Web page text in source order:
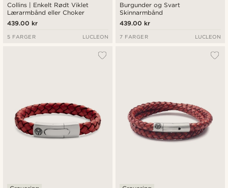
Collins | Enkelt Rødt Viklet
Lærarmbånd eller Choker
439.00 kr
5 FARGER LUCLEON
Burgunder og Svart
Skinnarmbånd
439.00 kr
7 FARGER LUCLEON